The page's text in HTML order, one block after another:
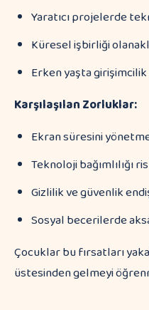
Yaratıcı projelerde
Küresel işbirliği
Erken yaşta
Karşılaşılan Zorluklar:
Ekran süresini
Teknoloji bağımlılığı
Gizlilik ve güvenlik
Sosyal becerilerde
Çocuklar bu fırsatları
üstesinden gelmeyi